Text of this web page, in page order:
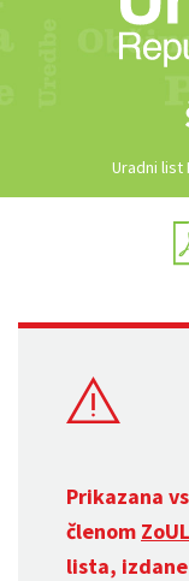
Uradni list
Prikazana
členom ZoUL
lista,